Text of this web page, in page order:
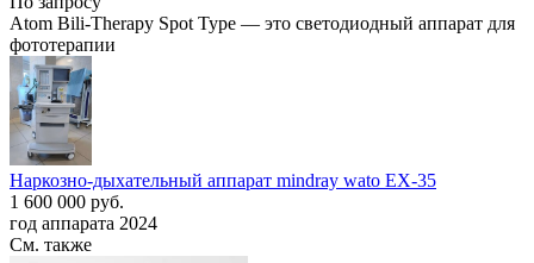
Atom Bili-Therapy Spot Type — это светодиодный аппарат для
фототерапии
Наркозно-дыхательный аппарат mindray wato EX-35
1 600 000 руб.
год аппарата 2024
См. также